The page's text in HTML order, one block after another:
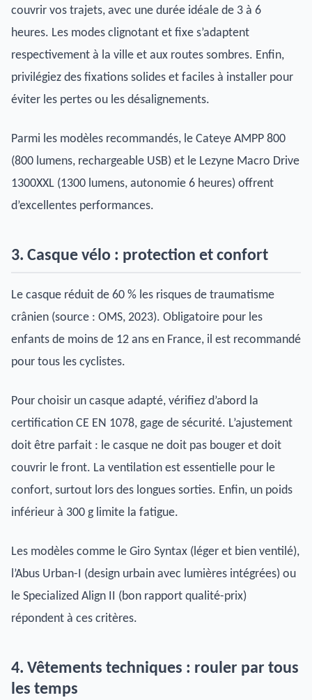
couvrir vos trajets, avec une durée idéale de 3 à 6
heures. Les modes clignotant et fixe s’adaptent
respectivement à la ville et aux routes sombres. Enfin,
privilégiez des fixations solides et faciles à installer pour
éviter les pertes ou les désalignements.
Parmi les modèles recommandés, le Cateye AMPP 800
(800 lumens, rechargeable USB) et le Lezyne Macro Drive
1300XXL (1300 lumens, autonomie 6 heures) offrent
d’excellentes performances.
3. Casque vélo : protection et confort
Le casque réduit de 60 % les risques de traumatisme
crânien (source : OMS, 2023). Obligatoire pour les
enfants de moins de 12 ans en France, il est recommandé
pour tous les cyclistes.
Pour choisir un casque adapté, vérifiez d’abord la
certification CE EN 1078, gage de sécurité. L’ajustement
doit être parfait : le casque ne doit pas bouger et doit
couvrir le front. La ventilation est essentielle pour le
confort, surtout lors des longues sorties. Enfin, un poids
inférieur à 300 g limite la fatigue.
Les modèles comme le Giro Syntax (léger et bien ventilé),
l’Abus Urban-I (design urbain avec lumières intégrées) ou
le Specialized Align II (bon rapport qualité-prix)
répondent à ces critères.
4. Vêtements techniques : rouler par tous
les temps